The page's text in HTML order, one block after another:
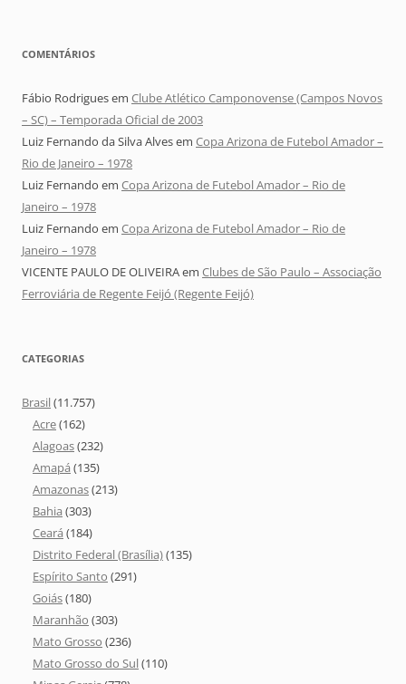
COMENTÁRIOS
Fábio Rodriguesem Clube Atlético Camponovense (Campos Novos
– SC) – Temporada Oficial de 2003
Luiz Fernando da Silva Alvesem Copa Arizona de Futebol Amador –
Rio de Janeiro – 1978
Luiz Fernando em Copa Arizona de Futebol Amador – Rio de
Janeiro – 1978
Luiz Fernando em Copa Arizona de Futebol Amador – Rio de
Janeiro – 1978
VICENTE PAULO DE OLIVEIRAem Clubes de São Paulo – Associação
Ferroviária de Regente Feijó (Regente Feijó)
CATEGORIAS
Brasil(11.757)
Acre(162)
Alagoas(232)
Amapá (135)
Amazonas(213)
Bahia (303)
Ceará (184)
Distrito Federal (Brasília)(135)
Espírito Santo (291)
Goiás(180)
Maranhão (303)
Mato Grosso (236)
Mato Grosso do Sul(110)